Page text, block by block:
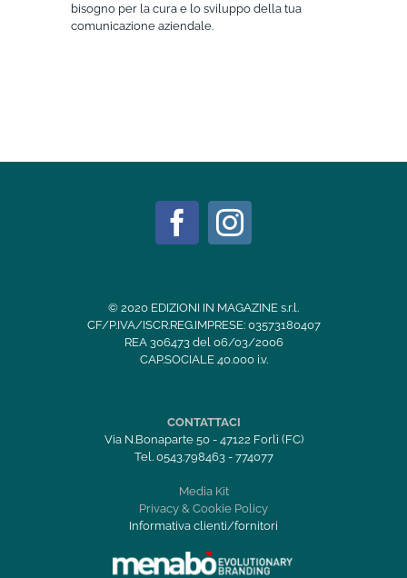
bisogno per la cura e lo sviluppo della tua
comunicazione aziendale.
© 2020 EDIZIONI IN MAGAZINE s.r.l.
CF/P.IVA/ISCR.REG.IMPRESE: 03573180407
REA 306473 del 06/03/2006
CAP.SOCIALE 40.000 i.v.
CONTATTACI
Via N.Bonaparte 50 - 47122 Forlì (FC)
Tel. 0543.798463 - 774077
Media Kit
Privacy & Cookie Policy
Informativa clienti/fornitori